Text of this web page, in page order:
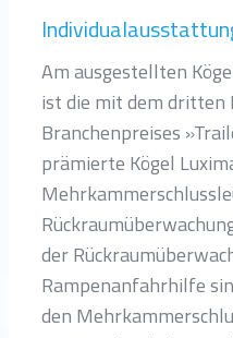
Am ausgestellten
ist die mit dem
Branchenpreises
prämierte Kögel
der
Rampenanfahrhilfe
den